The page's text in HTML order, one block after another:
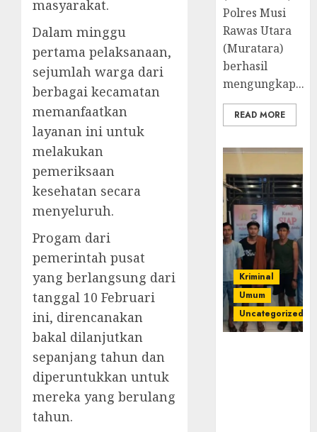
masyarakat.
Dalam minggu
pertama pelaksanaan,
sejumlah warga dari
berbagai kecamatan
memanfaatkan
layanan ini untuk
melakukan
pemeriksaan
kesehatan secara
menyeluruh.
Progam dari
pemerintah pusat
yang berlangsung dari
tanggal 10 Februari
ini, direncanakan
bakal dilanjutkan
sepanjang tahun dan
diperuntukkan untuk
mereka yang berulang
tahun.
Polres Musi
Rawas Utara
(Muratara)
berhasil
mengungkap...
READ MORE
Kriminal
Umum
Uncategorized